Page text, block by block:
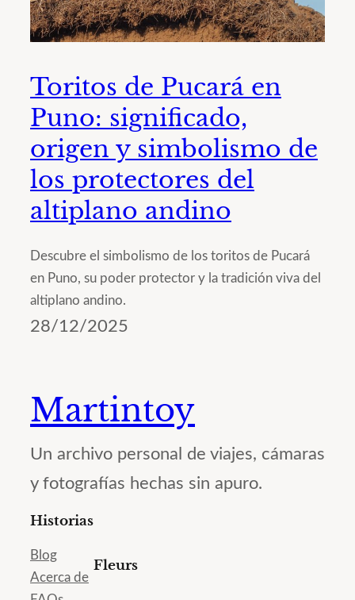
Toritos de Pucará en
Puno: significado,
origen y simbolismo de
los protectores del
altiplano andino
Descubre el simbolismo de los toritos de Pucará
en Puno, su poder protector y la tradición viva del
altiplano andino.
28/12/2025
Martintoy
Un archivo personal de viajes, cámaras
y fotografías hechas sin apuro.
Historias
Blog
Acerca de
Fleurs